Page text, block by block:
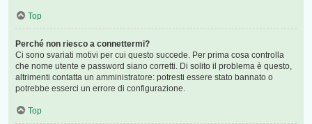
Top
Perché non riesco a connettermi?
Ci sono svariati motivi per cui questo succede. Per prima cosa controlla
che nome utente e password siano corretti. Di solito il problema è questo,
altrimenti contatta un amministratore: potresti essere stato bannato o
potrebbe esserci un errore di configurazione.
Top